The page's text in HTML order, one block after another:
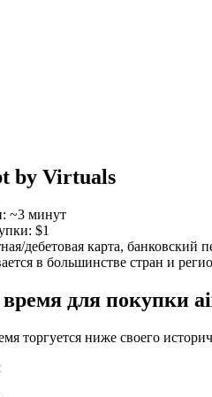
by Virtuals
: ~3 минут
: $1
дебетовая карта, банковский
в большинстве стран и
время для покупки
торгуется ниже своего